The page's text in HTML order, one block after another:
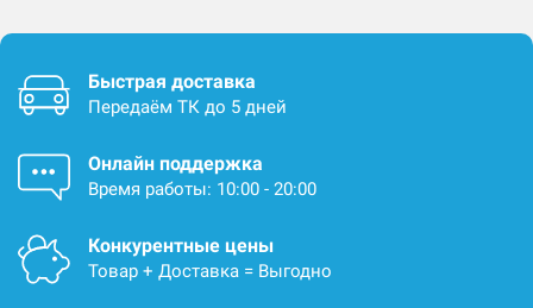
Быстрая доставка
Передаём ТК до 5 дней
Онлайн поддержка
Время работы: 10:00 - 20:00
Конкурентные цены
Товар + Доставка = Выгодно